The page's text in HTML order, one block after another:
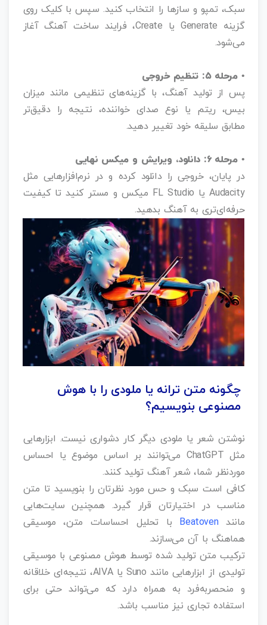
سبک، تمپو و سازها را انتخاب کنید. سپس با کلیک روی
گزینه Generate یا Create، فرایند ساخت آهنگ آغاز
می‌شود.
• مرحله ۵: تنظیم خروجی
پس از تولید آهنگ، با گزینه‌های تنظیمی مانند میزان
بیس، ریتم یا نوع صدای خواننده، نتیجه را دقیق‌تر
مطابق سلیقه خود تغییر دهید.
• مرحله ۶: دانلود، ویرایش و میکس نهایی
در پایان، خروجی را دانلود کرده و در نرم‌افزارهایی مثل
Audacity یا FL Studio میکس و مستر کنید تا کیفیت
حرفه‌ای‌تری به آهنگ بدهید.
چگونه متن ترانه یا ملودی را با هوش
مصنوعی بنویسیم؟
نوشتن شعر یا ملودی دیگر کار دشواری نیست. ابزارهایی
مثل ChatGPT می‌توانند بر اساس موضوع یا احساس
موردنظر شما، شعر آهنگ تولید کنند.
کافی است سبک و حس مورد نظرتان را بنویسید تا متن
مناسب در اختیارتان قرار گیرد. همچنین سایت‌هایی
مانندBeatoven با تحلیل احساسات متن، موسیقی
هماهنگ با آن می‌سازند.
ترکیب متن تولید شده توسط هوش مصنوعی با موسیقی
تولیدی از ابزارهایی مانند Suno یا AIVA، نتیجه‌ای خلاقانه
و منحصربه‌فرد به همراه دارد که می‌تواند حتی برای
استفاده تجاری نیز مناسب باشد.